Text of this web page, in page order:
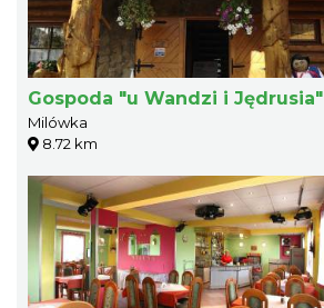
Gospoda "u Wandzi i Jędrusia"
Milówka
8.72 km